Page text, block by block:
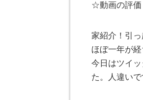
☆動画の評価
家紹介！引
ほぼ一年が
今日はツイ
た。人違いで